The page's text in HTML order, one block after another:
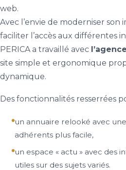
web.
Avec l’envie de moderniser
faciliter l’accès aux différentes
PERICA a travaillé avec l’agence
site simple et ergonomique
dynamique.
Des fonctionnalités resserrées
un annuaire relooké avec
adhérents plus facile,
un espace « actu » avec des
utiles sur des sujets variés.